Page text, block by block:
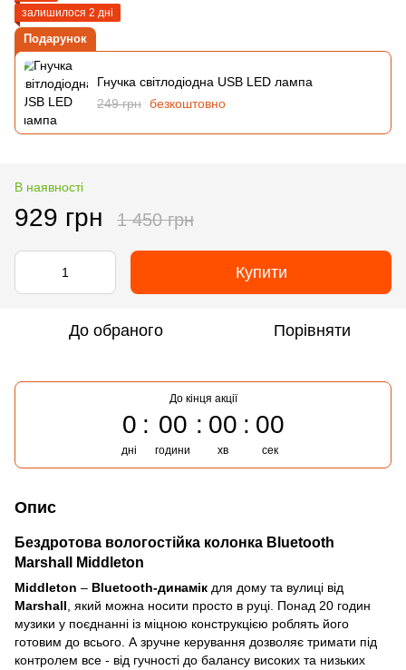
залишилося 2 дні
Подарунок
Гнучка світлодіодна USB LED лампа
249 грн безкоштовно
В наявності
929 грн 1 450 грн
Купити
До обраного Порівняти
До кінця акції
0
дні
00
години
00
хв
00
сек
Опис
Бездротова вологостійка колонка Bluetooth
Marshall Middleton
Middleton – Bluetooth-динамік для дому та вулиці від
Marshall , який можна носити просто в руці. Понад 20 годин
музики у поєднанні із міцною конструкцією роблять його
готовим до всього. А зручне керування дозволяє тримати під
контролем все - від гучності до балансу високих та низьких